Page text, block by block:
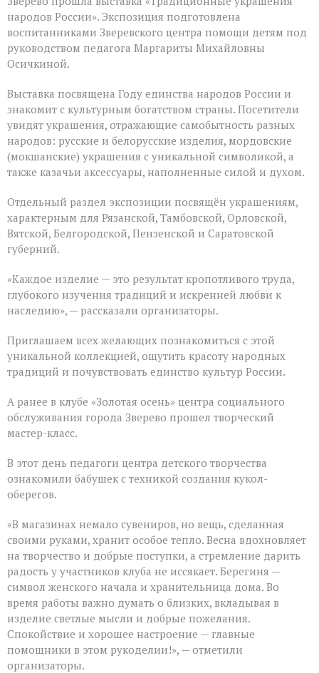
народов России». Экспозиция подготовлена
воспитанниками Зверевского центра помощи детям под
руководством педагога Маргариты Михайловны
Осичкиной.
Выставка посвящена Году единства народов России и
знакомит с культурным богатством страны. Посетители
увидят украшения, отражающие самобытность разных
народов: русские и белорусские изделия, мордовские
(мокшанские) украшения с уникальной символикой, а
также казачьи аксессуары, наполненные силой и духом.
Отдельный раздел экспозиции посвящён украшениям,
характерным для Рязанской, Тамбовской, Орловской,
Вятской, Белгородской, Пензенской и Саратовской
губерний.
«Каждое изделие — это результат кропотливого труда,
глубокого изучения традиций и искренней любви к
наследию», — рассказали организаторы.
Приглашаем всех желающих познакомиться с этой
уникальной коллекцией, ощутить красоту народных
традиций и почувствовать единство культур России.
А ранее в клубе «Золотая осень» центра социального
обслуживания города Зверево прошел творческий
мастер-класс.
В этот день педагоги центра детского творчества
ознакомили бабушек с техникой создания кукол-
оберегов.
«В магазинах немало сувениров, но вещь, сделанная
своими руками, хранит особое тепло. Весна вдохновляет
на творчество и добрые поступки, а стремление дарить
радость у участников клуба не иссякает. Берегиня —
символ женского начала и хранительница дома. Во
время работы важно думать о близких, вкладывая в
изделие светлые мысли и добрые пожелания.
Спокойствие и хорошее настроение — главные
помощники в этом рукоделии!», — отметили
организаторы.